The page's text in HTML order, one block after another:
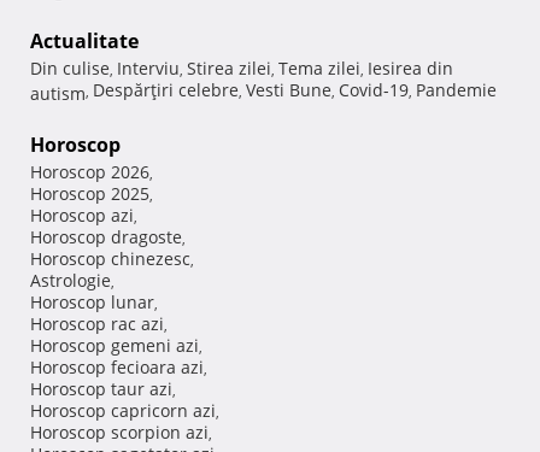
Actualitate
Din culise, Interviu, Stirea zilei, Tema zilei, Iesirea din
autism, Despărţiri celebre, Vesti Bune, Covid-19, Pandemie
Horoscop
Horoscop 2026,
Horoscop 2025,
Horoscop azi,
Horoscop dragoste,
Horoscop chinezesc,
Astrologie,
Horoscop lunar,
Horoscop rac azi,
Horoscop gemeni azi,
Horoscop fecioara azi,
Horoscop taur azi,
Horoscop capricorn azi,
Horoscop scorpion azi,